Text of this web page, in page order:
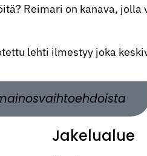
Reimari on kanava,
lehti ilmestyy joka
Jakelualue